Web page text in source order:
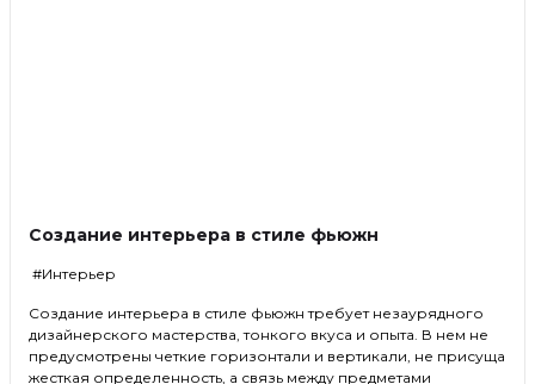
Создание интерьера в стиле фьюжн
#Интерьер
Создание интерьера в стиле фьюжн требует незаурядного
дизайнерского мастерства, тонкого вкуса и опыта. В нем не
предусмотрены четкие горизонтали и вертикали, не присуща
жесткая определенность, а связь между предметами